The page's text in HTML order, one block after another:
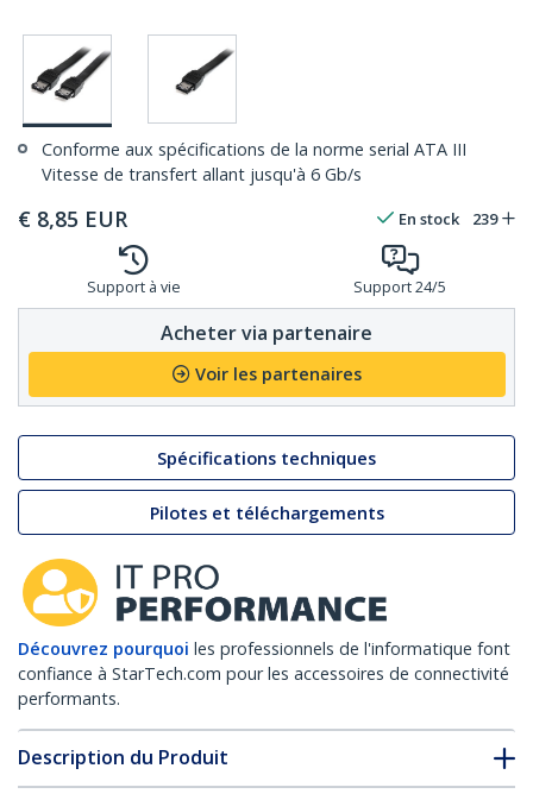
Conforme aux spécifications de la norme serial ATA III
Vitesse de transfert allant jusqu'à 6 Gb/s
€ 8,85 EUR En stock 239
Support à vie Support 24/5
Acheter via partenaire
Voir les partenaires
Spécifications techniques
Pilotes et téléchargements
Découvrez pourquoi les professionnels de l'informatique font
confiance à StarTech.com pour les accessoires de connectivité
performants.
Description du Produit